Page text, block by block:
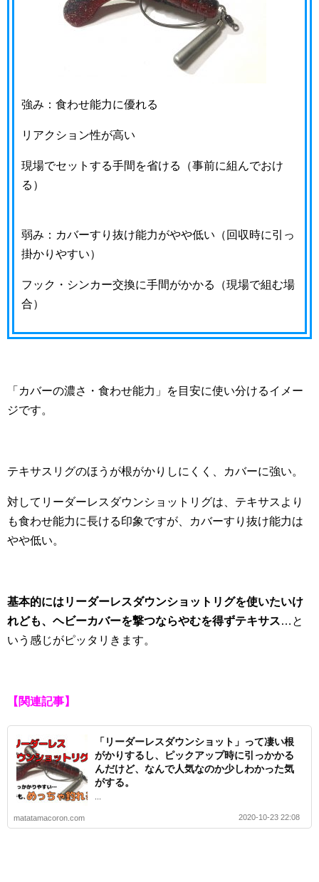
強み：食わせ能力に優れる
リアクション性が高い
現場でセットする手間を省ける（事前に組んでおけ
る）
弱み：カバーすり抜け能力がやや低い（回収時に引っ
掛かりやすい）
フック・シンカー交換に手間がかかる（現場で組む場
合）
「カバーの濃さ・食わせ能力」を目安に使い分けるイメー
ジです。
テキサスリグのほうが根がかりしにくく、カバーに強い。
対してリーダーレスダウンショットリグは、テキサスより
も食わせ能力に長ける印象ですが、カバーすり抜け能力は
やや低い。
基本的にはリーダーレスダウンショットリグを使いたいけ
れども、ヘビーカバーを撃つならやむを得ずテキサス…と
いう感じがピッタリきます。
【関連記事】
「リーダーレスダウンショット」って凄い根
がかりするし、ピックアップ時に引っかかる
んだけど、なんで人気なのか少しわかった気
がする。
matatamacoron.com 2020-10-23 22:08